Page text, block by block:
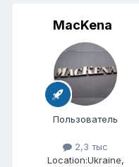
MacKena
Пользователь
2,3 тыс
Location:Ukraine,